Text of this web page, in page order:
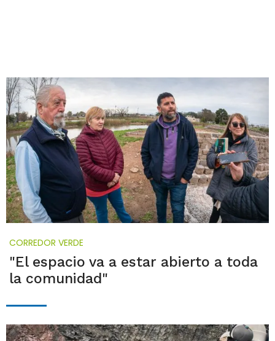
CORREDOR VERDE
"El espacio va a estar abierto a toda
la comunidad"